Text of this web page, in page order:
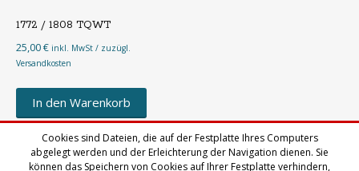
1772 / 1808 TQWT
25,00€ inkl. MwSt / zuzügl.
Versandkosten
In den Warenkorb
Cookies sind Dateien, die auf der Festplatte Ihres Computers
abgelegt werden und der Erleichterung der Navigation dienen. Sie
können das Speichern von Cookies auf Ihrer Festplatte verhindern,